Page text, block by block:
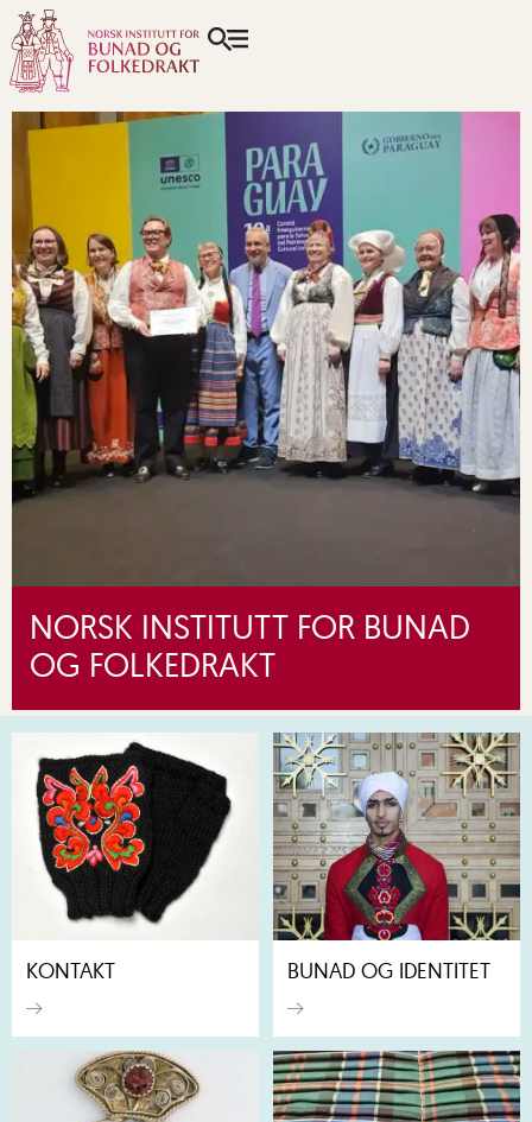
NORSK INSTITUTT FOR BUNAD
OG FOLKEDRAKT
KONTAKT BUNAD OG IDENTITET